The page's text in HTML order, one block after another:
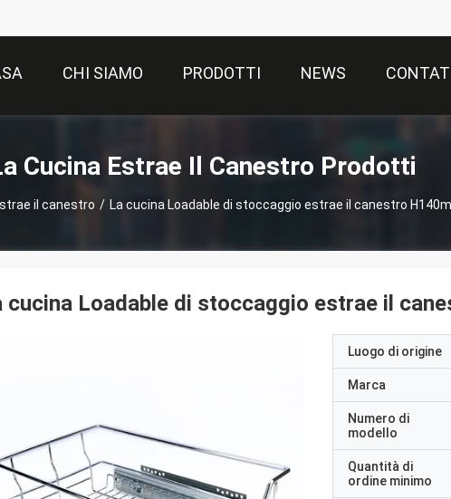
CHI SIAMO PRODOTTI NEWS
Cucina Estrae Il Canestro Prodotti
il canestro / La cucina Loadable di stoccaggio estrae il canestro
cucina Loadable di stoccaggio estrae il
Luogo di origine
Marca
Numero di
modello
Quantità di
ordine minimo